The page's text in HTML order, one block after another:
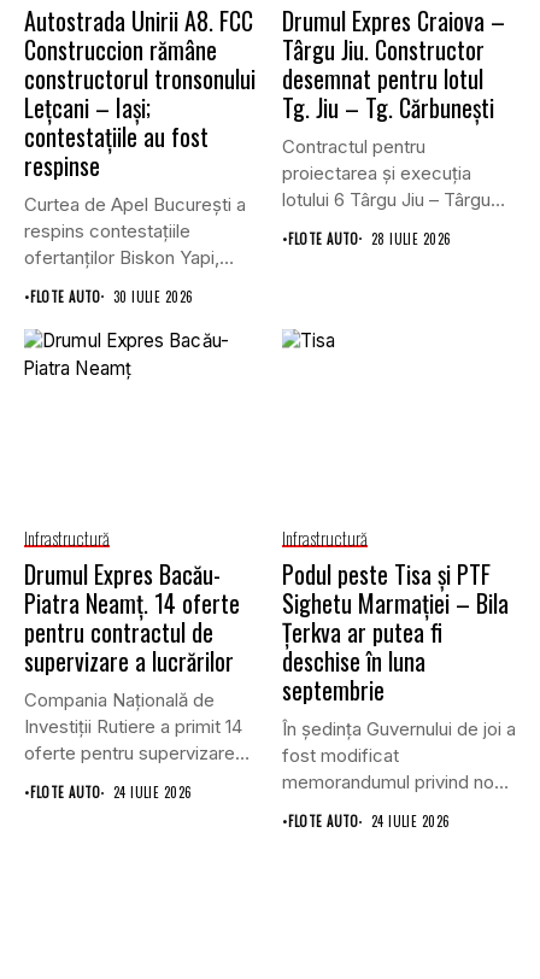
Autostrada Unirii A8. FCC
Construccion rămâne
constructorul tronsonului
Lețcani – Iași;
contestațiile au fost
respinse
Curtea de Apel București a
respins contestațiile
ofertanților Biskon Yapi,
Straco și...
•FLOTE AUTO 30 IULIE 2026
Drumul Expres Craiova –
Târgu Jiu. Constructor
desemnat pentru lotul
Tg. Jiu – Tg. Cărbunești
Contractul pentru
proiectarea și execuția
lotului 6 Târgu Jiu – Târgu
Cărbunești,...
•FLOTE AUTO 28 IULIE 2026
Infrastructură
Drumul Expres Bacău-
Piatra Neamț. 14 oferte
pentru contractul de
supervizare a lucrărilor
Compania Națională de
Investiții Rutiere a primit 14
oferte pentru supervizarea
lucrărilor...
•FLOTE AUTO 24 IULIE 2026
Infrastructură
Podul peste Tisa și PTF
Sighetu Marmației – Bila
Țerkva ar putea fi
deschise în luna
septembrie
În ședința Guvernului de joi a
fost modificat
memorandumul privind noul
punct...
•FLOTE AUTO 24 IULIE 2026